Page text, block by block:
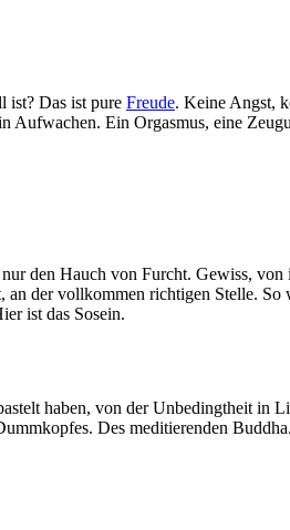
ist? Das ist pure Freude. Keine Angst,
Aufwachen. Ein Orgasmus, eine
den Hauch von Furcht. Gewiss,
an der vollkommen richtigen Stelle. So
ist das Sosein.
haben, von der Unbedingtheit in
Des meditierenden